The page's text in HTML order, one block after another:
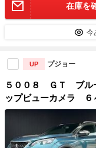
在庫を
今
UP プジョー
５００８ ＧＴ ブル
ップビューカメラ ６
ナビ ハーフレザー
ワーバックドア ア